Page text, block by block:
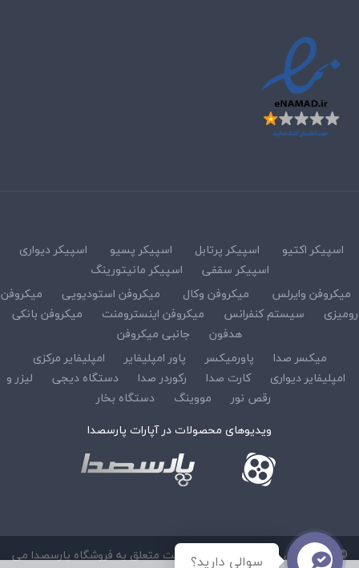
اسپیکر اکتیو اسپیکر پرتابل اسپیکر پسیو
اسپیکر دیواری
اسپیکر سقفی
اسپیکر مانیتورینگ
میکروفن وایرلس
میکروفن وکال میکروفن استودیویی
میکروفن
رومیزی
سیستم کنفرانس میکروفن اینسترومنت
میکروفن بانکی
هدفون
جانبی میکروفن
میکسر صدا
پاورمیکسر پاور امپلیفایر
امپلیفایر مرکزی
امپلیفایر دیواری
کارت صدا رکوردر صدا دستگاه دیجی
لیزر و
رقص نور
مووینگ
دستگاه بخار
ویدیوهای محصولات در آپارات پارسصدا
© کلیه حقوق مادی و معنوی این سایت متعلق به فروشگاه پارسصدا می
سوالی دارید؟